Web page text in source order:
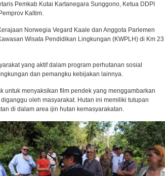
Pemkab Kutai Kartanegara Sunggono, Ketua DDPI
Kaltim.
Norwegia Vegard Kaale dan Anggota Parlemen
Wisata Pendidikan Lingkungan (KWPLH) di Km 23
yang aktif dalam program perhutanan sosial
dan pemangku kebijakan lainnya.
untuk menyaksikan film pendek yang menggambarkan
oleh masyarakat. Hutan ini memiliki tutupan
di dalam area ijin hutan kemasyarakatan.